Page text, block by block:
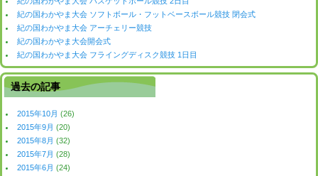
紀の国わかやま大会 ソフトボール・フットベースボール競技 閉会式
紀の国わかやま大会 アーチェリー競技
紀の国わかやま大会開会式
紀の国わかやま大会 フライングディスク競技 1日目
過去の記事
2015年10月 (26)
2015年9月 (20)
2015年8月 (32)
2015年7月 (28)
2015年6月 (24)